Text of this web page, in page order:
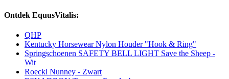
Ontdek EquusVitalis:
QHP
Kentucky Horsewear Nylon Houder "Hook & Ring"
Springschoenen SAFETY BELL LIGHT Save the Sheep -
Wit
Roeckl Nunney - Zwart